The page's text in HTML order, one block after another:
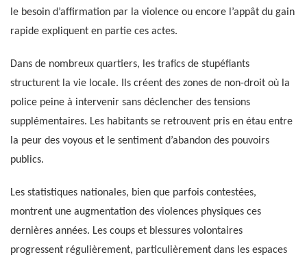
le besoin d’affirmation par la violence ou encore l’appât du gain
rapide expliquent en partie ces actes.
Dans de nombreux quartiers, les trafics de stupéfiants
structurent la vie locale. Ils créent des zones de non-droit où la
police peine à intervenir sans déclencher des tensions
supplémentaires. Les habitants se retrouvent pris en étau entre
la peur des voyous et le sentiment d’abandon des pouvoirs
publics.
Les statistiques nationales, bien que parfois contestées,
montrent une augmentation des violences physiques ces
dernières années. Les coups et blessures volontaires
progressent régulièrement, particulièrement dans les espaces